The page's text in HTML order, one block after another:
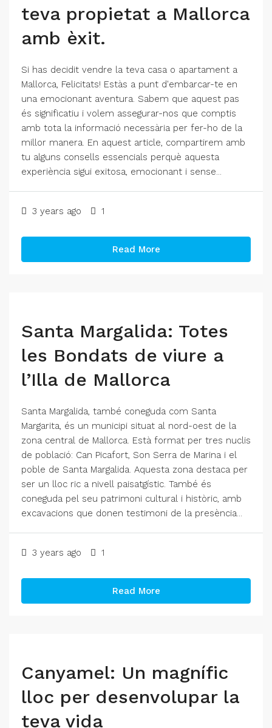
teva propietat a Mallorca
amb èxit.
Si has decidit vendre la teva casa o apartament a
Mallorca, Felicitats! Estàs a punt d'embarcar-te en
una emocionant aventura. Sabem que aquest pas
és significatiu i volem assegurar-nos que comptis
amb tota la informació necessària per fer-ho de la
millor manera. En aquest article, compartirem amb
tu alguns consells essencials perquè aquesta
experiència sigui exitosa, emocionant i sense...
3 years ago 1
Read More
Santa Margalida: Totes
les Bondats de viure a
l’Illa de Mallorca
Santa Margalida, també coneguda com Santa
Margarita, és un municipi situat al nord-oest de la
zona central de Mallorca. Està format per tres nuclis
de població: Can Picafort, Son Serra de Marina i el
poble de Santa Margalida. Aquesta zona destaca per
ser un lloc ric a nivell paisatgístic. També és
coneguda pel seu patrimoni cultural i històric, amb
excavacions que donen testimoni de la presència...
3 years ago 1
Read More
Canyamel: Un magnífic
lloc per desenvolupar la
teva vida